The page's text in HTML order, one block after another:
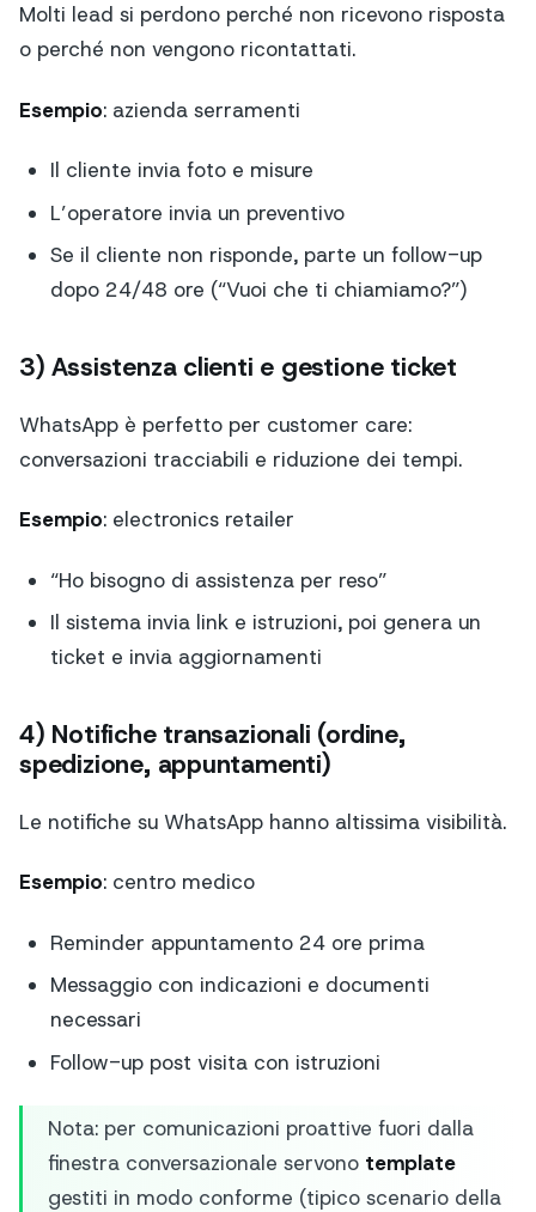
Molti lead si perdono perché non ricevono risposta
o perché non vengono ricontattati.
Esempio: azienda serramenti
Il cliente invia foto e misure
L’operatore invia un preventivo
Se il cliente non risponde, parte un follow-up
dopo 24/48 ore (“Vuoi che ti chiamiamo?”)
3) Assistenza clienti e gestione ticket
WhatsApp è perfetto per customer care:
conversazioni tracciabili e riduzione dei tempi.
Esempio: electronics retailer
“Ho bisogno di assistenza per reso”
Il sistema invia link e istruzioni, poi genera un
ticket e invia aggiornamenti
4) Notifiche transazionali (ordine,
spedizione, appuntamenti)
Le notifiche su WhatsApp hanno altissima visibilità.
Esempio: centro medico
Reminder appuntamento 24 ore prima
Messaggio con indicazioni e documenti
necessari
Follow-up post visita con istruzioni
Nota: per comunicazioni proattive fuori dalla
finestra conversazionale servono template
gestiti in modo conforme (tipico scenario della